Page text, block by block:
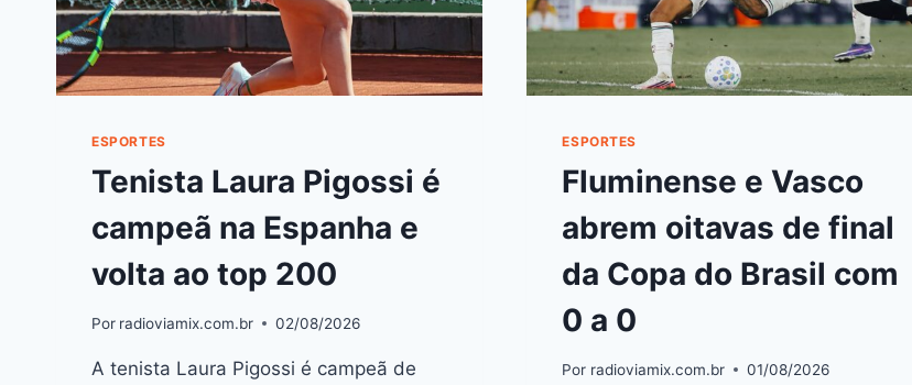
ESPORTES
Tenista Laura Pigossi é
campeã na Espanha e
volta ao top 200
Por radioviamix.com.br 02/08/2026
A tenista Laura Pigossi é campeã de
ESPORTES
Fluminense e Vasco
abrem oitavas de final
da Copa do Brasil com
0 a 0
Por radioviamix.com.br 01/08/2026